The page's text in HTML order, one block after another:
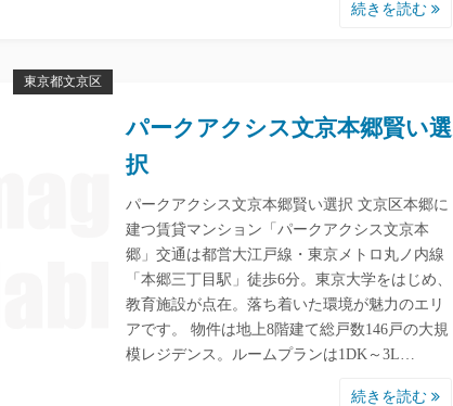
続きを読む
東京都文京区
パークアクシス文京本郷賢い選
択
パークアクシス文京本郷賢い選択 文京区本郷に
建つ賃貸マンション「パークアクシス文京本
郷」交通は都営大江戸線・東京メトロ丸ノ内線
「本郷三丁目駅」徒歩6分。東京大学をはじめ、
教育施設が点在。落ち着いた環境が魅力のエリ
アです。 物件は地上8階建て総戸数146戸の大規
模レジデンス。ルームプランは1DK～3L…
続きを読む